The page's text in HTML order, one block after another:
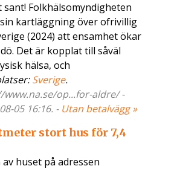
Folkhälsomyndigheten
kartläggning över ofrivillig
(2024) att ensamhet ökar
Det är kopplat till såväl
hälsa, och
Sverige.
www.na.se/op...for-aldre/ -
05 16:16. - Utan betalvägg »
stort hus för 7,4
huset på adressen